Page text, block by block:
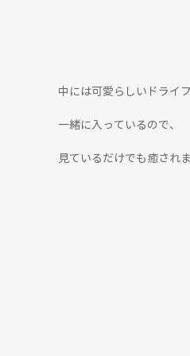
中には可愛らしいドライ
一緒に入っているので、
見ているだけでも癒され